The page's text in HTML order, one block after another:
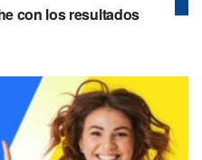
con los resultados